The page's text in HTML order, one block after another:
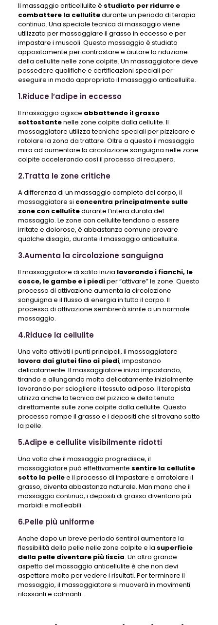
Il massaggio anticellulite è studiato per ridurre e
combattere la cellulitedurante un periodo di terapia
continua. Una speciale tecnica di massaggio viene
utilizzata per massaggiare il grasso in eccesso e per
impastare i muscoli. Questo massaggio è studiato
appositamente per contrastare e aiutare la riduzione
della cellulite nelle zone colpite. Un massaggiatore deve
possedere qualifiche e certificazioni speciali per
eseguire in modo appropriato il massaggio anticellulite.
1.Riduce l’adipe in eccesso
Il massaggio agisce abbattendo il grasso
sottostantenelle zone colpite dalla cellulite. Il
massaggiatore utilizza tecniche speciali per pizzicare e
rotolare la zona da trattare. Oltre a questo il massaggio
mira ad aumentare la circolazione sanguigna nelle zone
colpite accelerando così il processo di recupero.
2.Tratta le zone critiche
A differenza di un massaggio completo del corpo, il
massaggiatore si concentra principalmente sulle
zone con cellulitedurante l’intera durata del
massaggio. Le zone con cellulite tendono a essere
irritate e dolorose, è abbastanza comune provare
qualche disagio, durante il massaggio anticellulite.
3.Aumenta la circolazione sanguigna
Il massaggiatore di solito inizia lavorando i fianchi, le
cosce, le gambe e i piediper “attivare” le zone. Questo
processo di attivazione aumenta la circolazione
sanguigna e il flusso di energia in tutto il corpo. Il
processo di attivazione sembrerà simile a un normale
massaggio.
4.Riduce la cellulite
Una volta attivati ​​i punti principali, il massaggiatore
lavora dai glutei fino ai piedi, impastando
delicatamente. Il massaggiatore inizia impastando,
tirando e allungando molto delicatamente inizialmente
lavorando per sciogliere il tessuto adiposo. Il terapista
utilizza anche la tecnica del pizzico e della tenuta
direttamente sulle zone colpite dalla cellulite. Questo
processo rompe il grasso e i depositi che si trovano sotto
la pelle.
5.Adipe e cellulite visibilmente ridotti
Una volta che il massaggio progredisce, il
massaggiatore può effettivamente sentire la cellulite
sotto la pellee il processo di impastare e arrotolare il
grasso, diventa abbastanza naturale. Man mano che il
massaggio continua, i depositi di grasso diventano più
morbidi e malleabili.
6.Pelle più uniforme
Anche dopo un breve periodo sentirai aumentare la
flessibilità della pelle nelle zone colpite e la superficie
della pelle diventare più liscia. Un altro grande
aspetto del massaggio anticellulite è che non devi
aspettare molto per vedere i risultati. Per terminare il
massaggio, il massaggiatore si muoverà in movimenti
rilassanti e calmanti.